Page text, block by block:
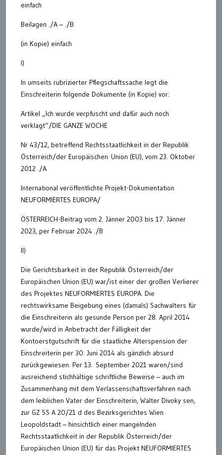
einfach
Beilagen ./A – ./B
(in Kopie) einfach
I)
In umseits rubrizierter Pflegschaftssache legt die
Einschreiterin folgende Dokumente (in Kopie) vor:
Artikel „Ich wurde verpfuscht und dafür auch noch
verklagt“/DIE GANZE WOCHE
Nr 43/12, betreffend Rechtsstaatlichkeit in der Republik
Österreich/der Europäischen Union (EU), vom 23. Oktober
2012 ./A
International veröffentlichte Projekt-Dokumentation
NEUFORMIERTES EUROPA/
ÖSTERREICH-Beitrag vom 2. Jänner 2003 bis 17. Jänner
2023, per Februar 2024 ./B
II)
Die Gerichtsbarkeit in der Republik Österreich/der
Europäischen Union (EU) war/ist einer der großen Verlierer
des Projektes NEUFORMIERTES EUROPA. Die
rechtswirksame Beigebung eines (damals) Sachwalters für
die Einschreiterin als gesunde Person per 28. April 2014
wurde/wird in Anbetracht der Fälligkeit der
Kontoerstgutschrift für die staatliche Alterspension der
Einschreiterin per 30. Juni 2014 als gänzlich absurd
zurückgewiesen. Per 13. September 2021 waren/sind
ausreichend stichhältige schriftliche Beweise – auch im
Zusammenhang mit dem Verlassenschaftsverfahren nach
dem leiblichen Vater der Einschreiterin, Walter Divoky sen,
zur GZ 55 A 20/21 d des Bezirksgerichtes Wien
Leopoldstadt – hinsichtlich einer mangelnden
Rechtsstaatlichkeit in der Republik Österreich/der
Europäischen Union (EU) für das Projekt NEUFORMIERTES